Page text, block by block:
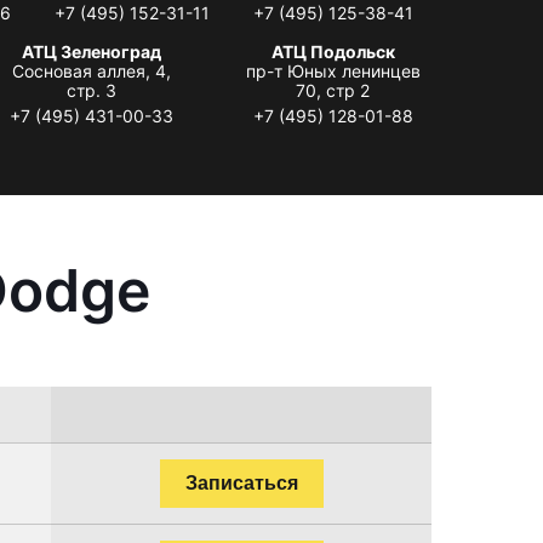
+7 (495) 152-31-11
+7 (495) 125-38-41
АТЦ Зеленоград
Сосновая аллея, 4,
стр. 3
+7 (495) 431-00-33
АТЦ Подольск
пр-т Юных ленинцев
70, стр 2
+7 (495) 128-01-88
Записаться